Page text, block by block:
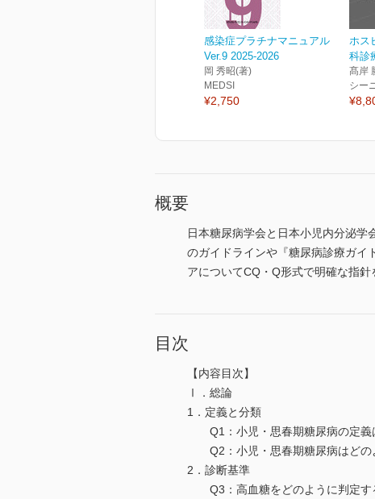
感染症プラチナマニュアル
Ver.9 2025-2026
岡 秀昭(著)
MEDSI
¥2,750
ホス
科診
髙岸
シー
概要
日本糖尿病学会と日本小児内分泌学
のガイドラインや『糖尿病診療ガイ
アについてCQ・Q形式で明確な指
目次
【内容目次】
Ⅰ．総論
1．定義と分類
Q1：小児・思春期糖尿病の定義
Q2：小児・思春期糖尿病はどの
2．診断基準
Q3：高血糖をどのように判定す